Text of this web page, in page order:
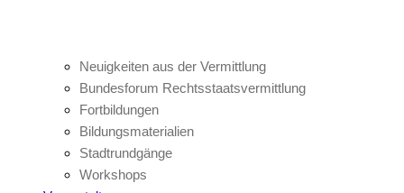
Neuigkeiten aus der Vermittlung
Bundesforum Rechtsstaatsvermittlung
Fortbildungen
Bildungsmaterialien
Stadtrundgänge
Workshops